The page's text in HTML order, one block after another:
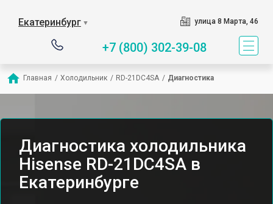
Екатеринбург ▼ улица 8 Марта, 46
+7 (800) 302-39-08
Главная / Холодильник / RD-21DC4SA / Диагностика
Диагностика холодильника
Hisense RD-21DC4SA в
Екатеринбурге